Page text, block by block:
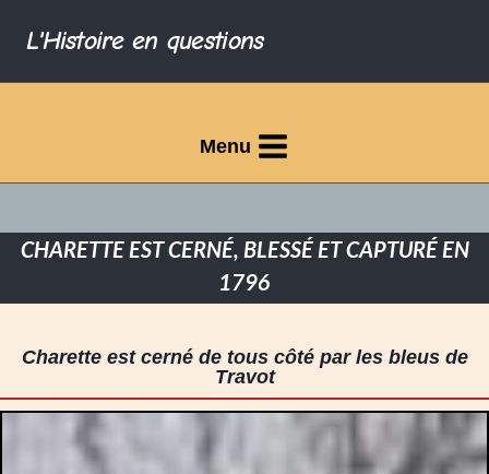
L'Histoire en questions
Menu
CHARETTE EST CERNÉ, BLESSÉ ET CAPTURÉ EN
1796
Charette est cerné de tous côté par les bleus de
Travot